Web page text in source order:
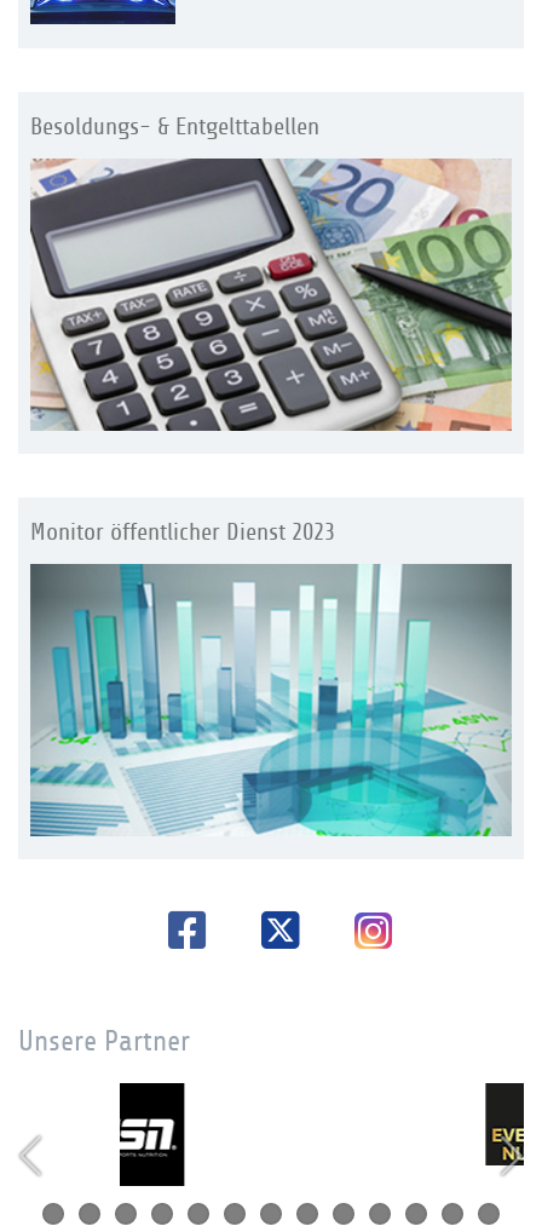
Besoldungs- & Entgelttabellen
Monitor öffentlicher Dienst 2023
Unsere Partner